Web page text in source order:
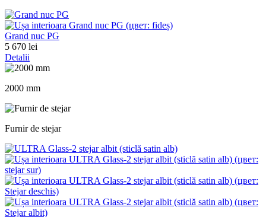
Grand nuc PG
5 670 lei
Detalii
2000 mm
Furnir de stejar